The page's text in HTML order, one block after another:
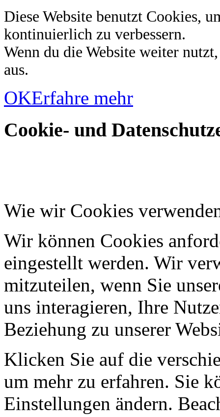
Diese Website benutzt Cookies,
kontinuierlich zu verbessern.
Wenn du die Website weiter
aus.
OKErfahre mehr
Cookie- und
Wie wir Cookies
Wir können Cookies
eingestellt werden. Wir
mitzuteilen, wenn Sie
uns interagieren, Ihre
Beziehung zu unserer
Klicken Sie auf die
um mehr zu erfahren. Sie
Einstellungen ändern.